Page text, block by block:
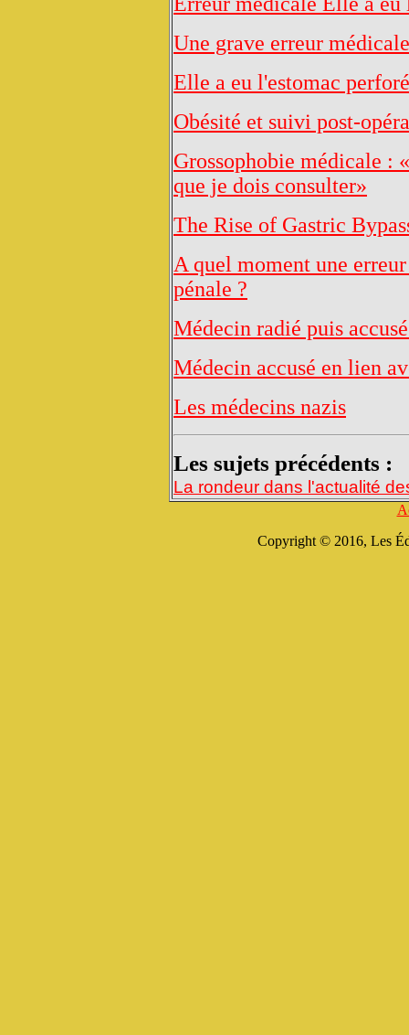
Une grave erreur
Elle a eu l'estomac perforé
Obésité et suivi post-
Grossophobie médicale :
que je dois consulter»
The Rise of Gastric
A quel moment une
pénale ?
Médecin radié puis
Médecin accusé en lien
Les médecins nazis
Les sujets précédents :
La rondeur dans l'actualité
Copyright © 2016, Les